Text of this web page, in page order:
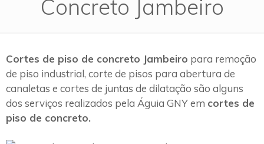
Concreto Jambeiro
Cortes de piso de concreto Jambeiro para remoção
de piso industrial, corte de pisos para abertura de
canaletas e cortes de juntas de dilatação são alguns
dos serviços realizados pela Águia GNY em cortes de
piso de concreto.